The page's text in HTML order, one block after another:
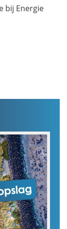
bij Energie